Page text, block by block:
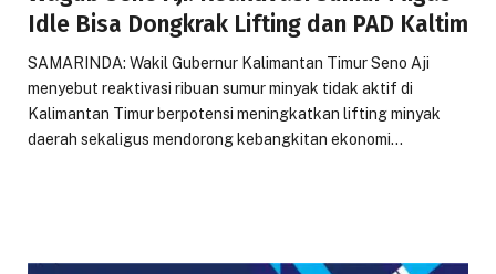
Idle Bisa Dongkrak Lifting dan PAD Kaltim
SAMARINDA: Wakil Gubernur Kalimantan Timur Seno Aji
menyebut reaktivasi ribuan sumur minyak tidak aktif di
Kalimantan Timur berpotensi meningkatkan lifting minyak
daerah sekaligus mendorong kebangkitan ekonomi…